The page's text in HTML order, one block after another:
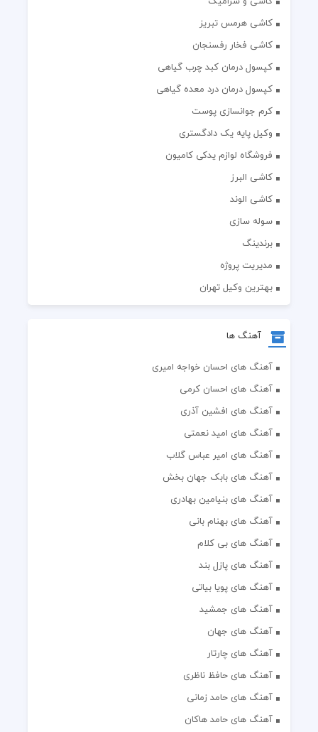
کاشی هرمس تبریز
کاشی فخار رفسنجان
کپسول درمان کبد چرب گیاهی
کپسول درمان درد معده گیاهی
کرم جوانسازی پوست
وکیل پایه یک دادگستری
فروشگاه لوازم یدکی کامیون
کاشی البرز
کاشی الوند
سوله سازی
برندینگ
مدیریت پروژه
بهترین وکیل تهران
آهنگ ها
آهنگ های احسان خواجه امیری
آهنگ های احسان کرمی
آهنگ های افشین آذری
آهنگ های امید نعمتی
آهنگ های امیر عباس گلاب
آهنگ های بابک جهان بخش
آهنگ های بنیامین بهادری
آهنگ های بهنام بانی
آهنگ های بی کلام
آهنگ های پازل بند
آهنگ های پویا بیاتی
آهنگ های جمشید
آهنگ های جهان
آهنگ های چارتار
آهنگ های حافظ ناظری
آهنگ های حامد زمانی
آهنگ های حامد هاکان